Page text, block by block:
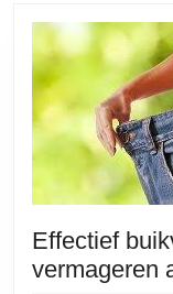
Effectief
vermageren